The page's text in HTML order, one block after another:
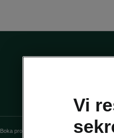
Boka provkörning Våra erbjudanden
Vi